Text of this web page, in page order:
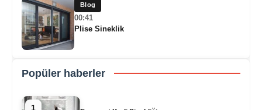
Blog
00:41
Plise Sineklik
Popüler haberler
1